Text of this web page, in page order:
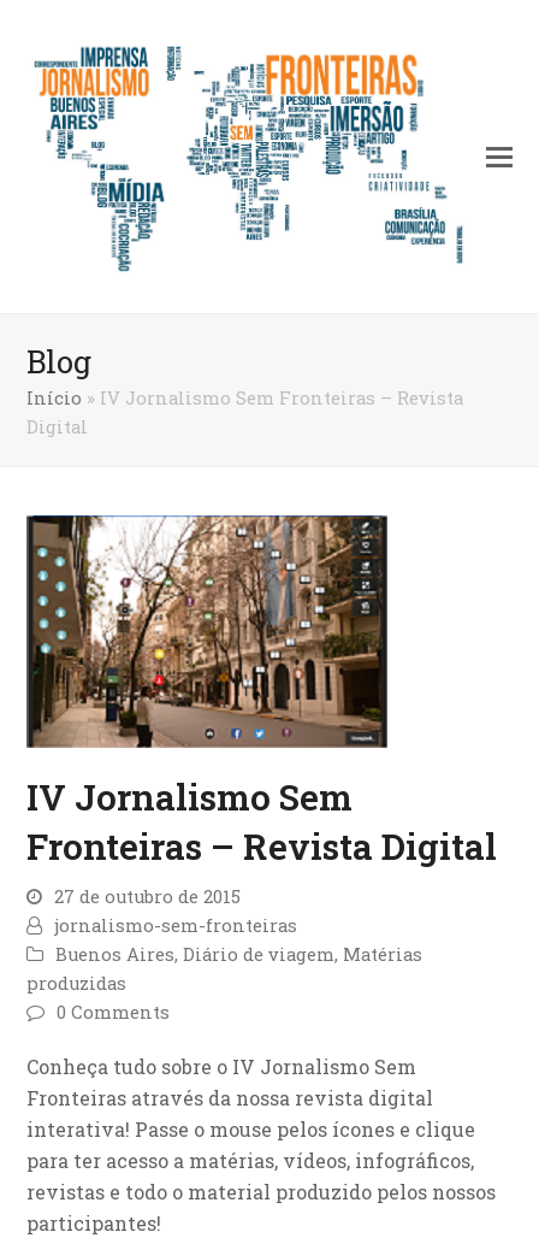
Blog
Início » IV Jornalismo Sem Fronteiras – Revista
Digital
IV Jornalismo Sem
Fronteiras – Revista Digital
27 de outubro de 2015
jornalismo-sem-fronteiras
Buenos Aires,Diário de viagem, Matérias
produzidas
0 Comments
Conheça tudo sobre o IV Jornalismo Sem
Fronteiras através da nossa revista digital
interativa! Passe o mouse pelos ícones e clique
para ter acesso a matérias, vídeos, infográficos,
revistas e todo o material produzido pelos nossos
participantes!